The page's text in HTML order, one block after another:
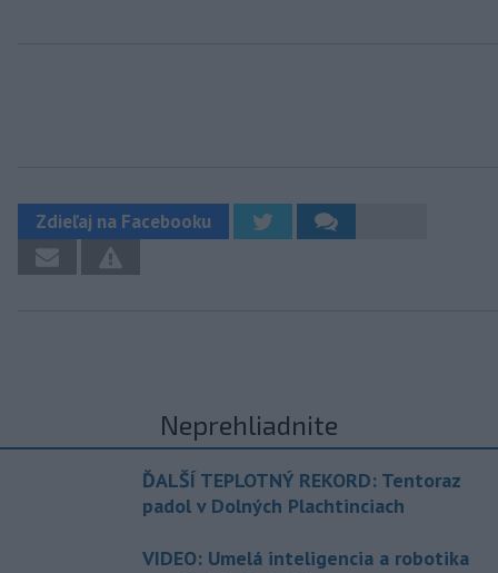
Zdieľaj na Facebooku
Neprehliadnite
ĎALŠÍ TEPLOTNÝ REKORD: Tentoraz
padol v Dolných Plachtinciach
VIDEO: Umelá inteligencia a robotika